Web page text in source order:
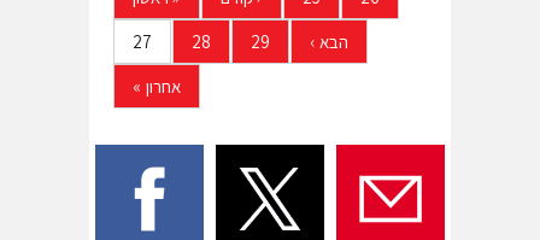
27
28 29 הבא ›
אחרון »